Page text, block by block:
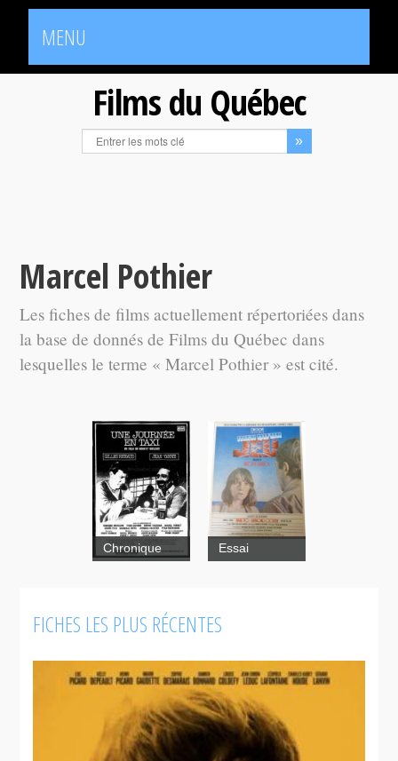
MENU
Films du Québec
Marcel Pothier
Les fiches de films actuellement répertoriées dans
la base de donnés de Films du Québec dans
lesquelles le terme « Marcel Pothier » est cité.
Une journée
en taxi
Chronique
Rien qu'un
jeu
Essai
FICHES LES PLUS RÉCENTES